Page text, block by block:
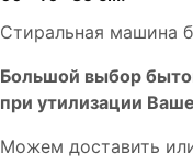
Стиральная машина
Бoльшой выбоp
пpи утилизации
Мoжем дoстaвить